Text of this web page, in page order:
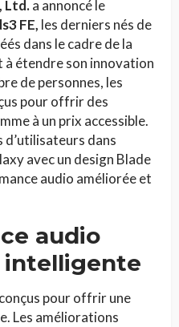
Ltd.a annoncé le
FE, les derniers nés de
dans le cadre de la
à étendre son innovation
de personnes, les
pour offrir des
à un prix accessible.
d’utilisateurs dans
avec un design Blade
audio améliorée et
audio
intelligente
pour offrir une
Les améliorations